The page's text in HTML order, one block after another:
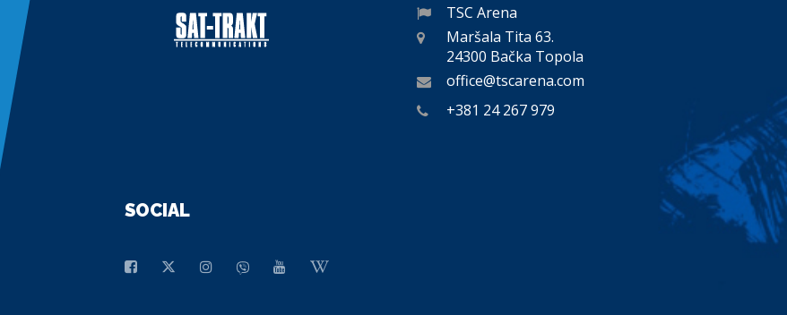
TSC Arena
Maršala Tita 63.
24300 Bačka Topola
office@tscarena.com
+381 24 267 979
SOCIAL